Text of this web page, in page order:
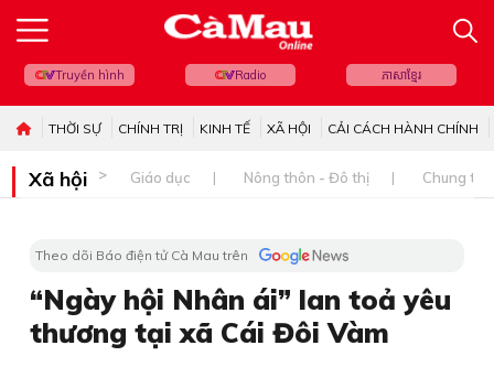
Truyền hình Radio ភាសាខ្មែរ
THỜI SỰ CHÍNH TRỊ KINH TẾ XÃ HỘI CẢI CÁCH HÀNH CHÍNH
Xã hội Giáo dục Nông thôn - Đô thị Chung
Theo dõi Báo điện tử Cà Mau trên
“Ngày hội Nhân ái” lan toả yêu
thương tại xã Cái Đôi Vàm